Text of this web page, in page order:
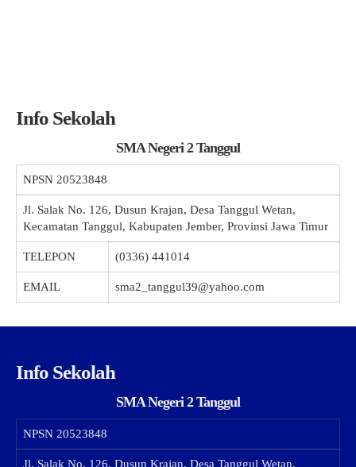
Info Sekolah
SMA Negeri 2 Tanggul
NPSN 20523848
Jl. Salak No. 126, Dusun Krajan, Desa Tanggul Wetan,
Kecamatan Tanggul, Kabupaten Jember, Provinsi Jawa Timur
TELEPON (0336) 441014
EMAIL sma2_tanggul39@yahoo.com
Info Sekolah
SMA Negeri 2 Tanggul
NPSN 20523848
Jl. Salak No. 126, Dusun Krajan, Desa Tanggul Wetan,